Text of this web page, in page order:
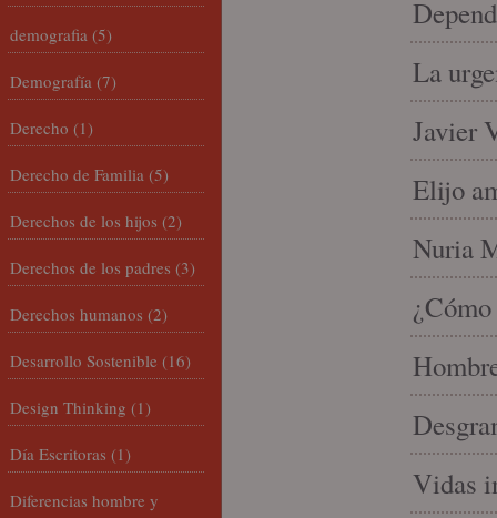
La
Javier
Elijo
Nuria
Vidas
demografia (5)
Demografía (7)
Derecho (1)
Derecho de Familia (5)
Derechos de los hijos (2)
Derechos de los padres (3)
Derechos humanos (2)
Desarrollo Sostenible (16)
Design Thinking (1)
Día Escritoras (1)
Diferencias hombre y